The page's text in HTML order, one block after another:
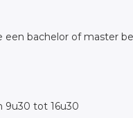
bachelor of master
9u30 tot 16u30